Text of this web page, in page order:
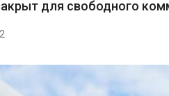
для свободного